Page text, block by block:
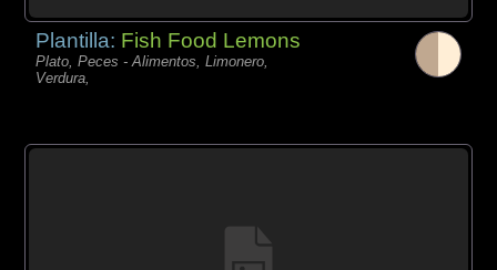
Plantilla: Fish Food Lemons
Plato, Peces - Alimentos, Limonero,
Verdura,